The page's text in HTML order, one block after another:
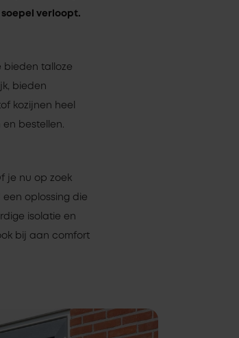
verloopt.
bieden talloze
bieden
kozijnen heel
bestellen.
je nu op zoek
oplossing die
isolatie en
bij aan comfort